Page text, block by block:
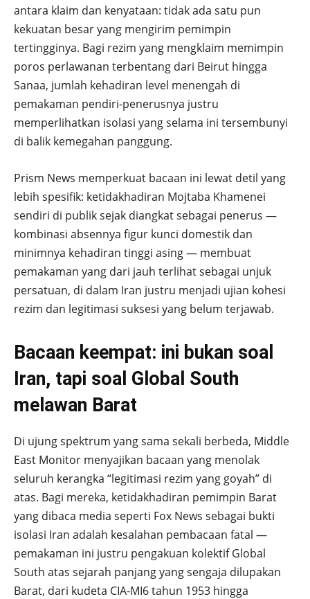
antara klaim dan kenyataan: tidak ada satu pun
kekuatan besar yang mengirim pemimpin
tertingginya. Bagi rezim yang mengklaim memimpin
poros perlawanan terbentang dari Beirut hingga
Sanaa, jumlah kehadiran level menengah di
pemakaman pendiri-penerusnya justru
memperlihatkan isolasi yang selama ini tersembunyi
di balik kemegahan panggung.
Prism News memperkuat bacaan ini lewat detil yang
lebih spesifik: ketidakhadiran Mojtaba Khamenei
sendiri di publik sejak diangkat sebagai penerus —
kombinasi absennya figur kunci domestik dan
minimnya kehadiran tinggi asing — membuat
pemakaman yang dari jauh terlihat sebagai unjuk
persatuan, di dalam Iran justru menjadi ujian kohesi
rezim dan legitimasi suksesi yang belum terjawab.
Bacaan keempat: ini bukan soal
Iran, tapi soal Global South
melawan Barat
Di ujung spektrum yang sama sekali berbeda, Middle
East Monitor menyajikan bacaan yang menolak
seluruh kerangka “legitimasi rezim yang goyah” di
atas. Bagi mereka, ketidakhadiran pemimpin Barat
yang dibaca media seperti Fox News sebagai bukti
isolasi Iran adalah kesalahan pembacaan fatal —
pemakaman ini justru pengakuan kolektif Global
South atas sejarah panjang yang sengaja dilupakan
Barat, dari kudeta CIA-MI6 tahun 1953 hingga